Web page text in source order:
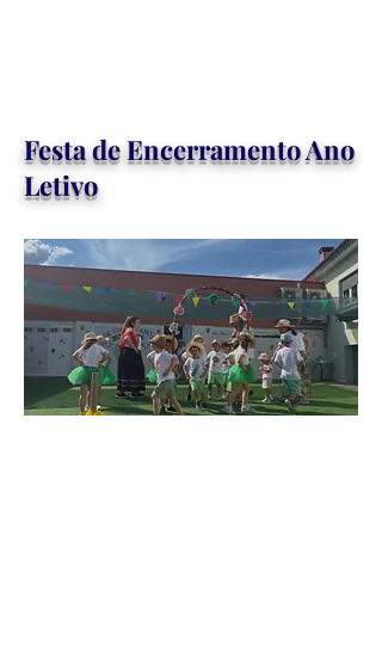
Festa de Encerramento Ano
Letivo